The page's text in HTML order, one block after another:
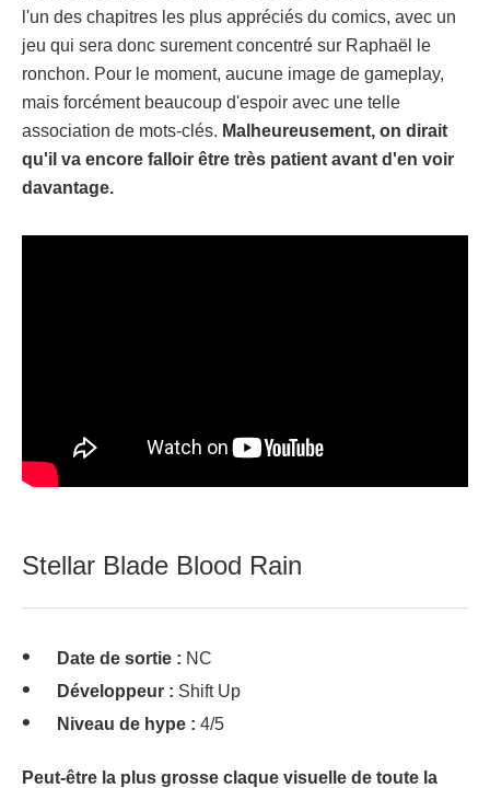
l'un des chapitres les plus appréciés du comics, avec un
jeu qui sera donc surement concentré sur Raphaël le
ronchon. Pour le moment, aucune image de gameplay,
mais forcément beaucoup d'espoir avec une telle
association de mots-clés. Malheureusement, on dirait
qu'il va encore falloir être très patient avant d'en voir
davantage.
Stellar Blade Blood Rain
Date de sortie : NC
Développeur : Shift Up
Niveau de hype : 4/5
Peut-être la plus grosse claque visuelle de toute la